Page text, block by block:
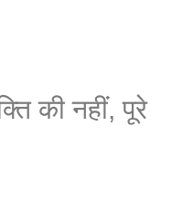
की नहीं, पूरे